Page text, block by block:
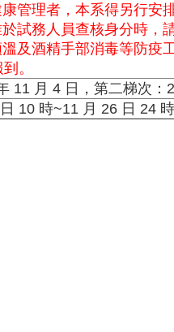
康管理者，本系得另行
試務人員查核身分時，
及酒精手部消毒等防疫
。
11 月 4 日，第二梯次：
10 時~11 月 26 日 24